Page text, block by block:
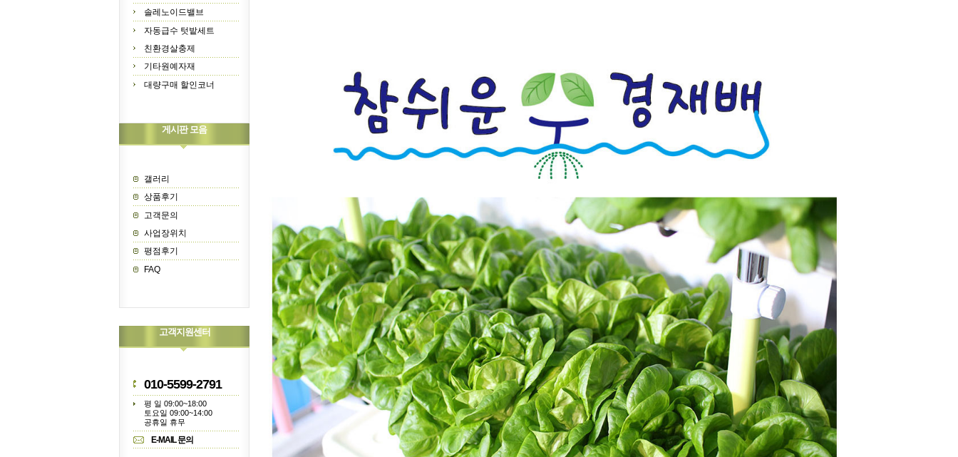
솔레노이드밸브
자동급수 텃밭세트
친환경살충제
기타원예자재
대량구매 할인코너
게시판 모음
갤러리
상품후기
고객문의
사업장위치
평점후기
FAQ
고객지원센터
010-5599-2791
평 일 09:00~18:00
토요일 09:00~14:00
공휴일 휴무
E-MAIL 문의